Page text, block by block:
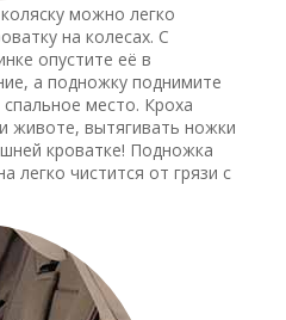
можно легко
на колесах. С
опустите её в
а подножку поднимите
место. Кроха
животе, вытягивать ножки
кроватке! Подножка
легко чистится от грязи с